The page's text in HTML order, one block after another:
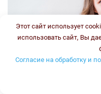
Этот сайт использует
использовать сайт, Вы
Согласие на обработку и